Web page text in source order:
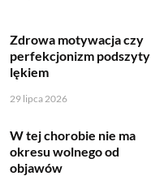
Zdrowa motywacja czy
perfekcjonizm podszyty
lękiem
29 lipca 2026
W tej chorobie nie ma
okresu wolnego od
objawów